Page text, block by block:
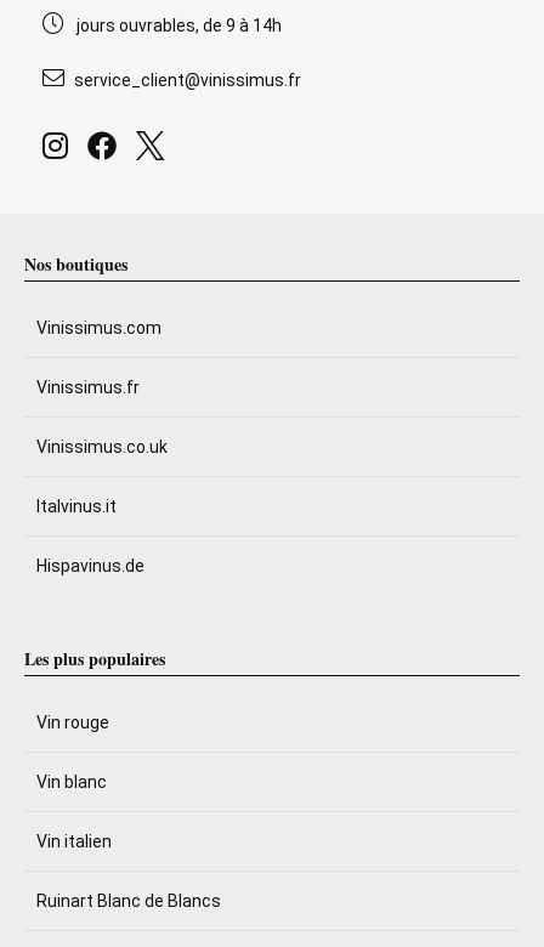
jours ouvrables, de 9 à 14h
service_client@vinissimus.fr
Nos boutiques
Vinissimus.com
Vinissimus.fr
Vinissimus.co.uk
Italvinus.it
Hispavinus.de
Les plus populaires
Vin rouge
Vin blanc
Vin italien
Ruinart Blanc de Blancs